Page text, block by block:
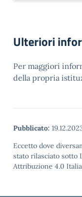
Ulteriori
Per maggiori
della propria
Pubblicato:
Eccetto dove
stato rilasciato sotto
Attribuzione 4.0